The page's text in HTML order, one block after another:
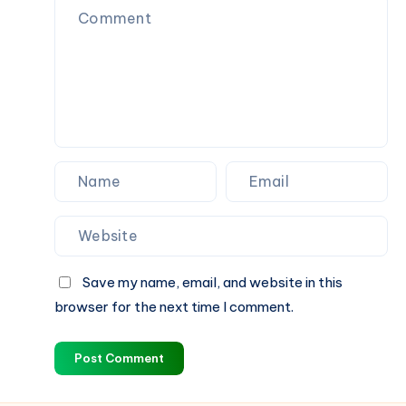
Save my name, email, and website in this
browser for the next time I comment.
Post Comment